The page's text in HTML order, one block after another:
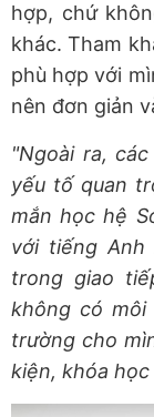
hợp, chứ
khác. Tham
phù hợp với
nên đơn giản
"Ngoài ra,
yếu tố quan
mắn học hệ
với tiếng
trong giao
không có
trường cho
kiện, khóa